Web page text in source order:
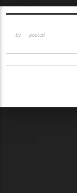
by posted